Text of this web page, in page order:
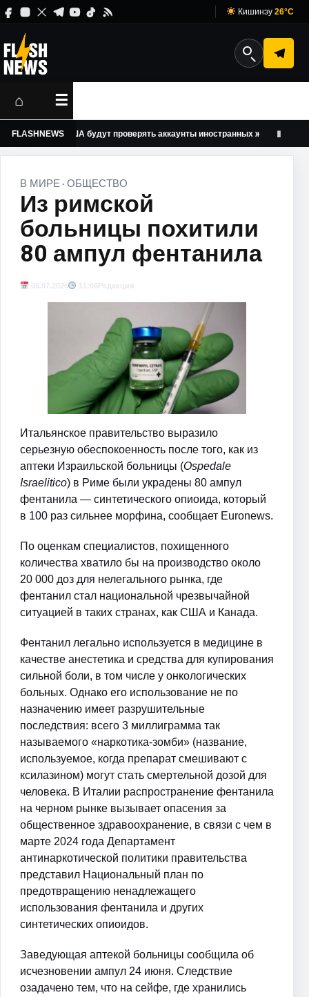
Кишинэу 26°C
⌂ ☰
FLASHNEWS
США будут проверять аккаунты иностранных журналистов в
Ⅱ
В МИРЕ · ОБЩЕСТВО
Из римской
больницы похитили
80 ампул фентанила
05.07.2026 11:06Редакция
Итальянское правительство выразило
серьезную обеспокоенность после того, как из
аптеки Израильской больницы (Ospedale
Israelitico) в Риме были украдены 80 ампул
фентанила — синтетического опиоида, который
в 100 раз сильнее морфина, сообщает Euronews.
По оценкам специалистов, похищенного
количества хватило бы на производство около
20 000 доз для нелегального рынка, где
фентанил стал национальной чрезвычайной
ситуацией в таких странах, как США и Канада.
Фентанил легально используется в медицине в
качестве анестетика и средства для купирования
сильной боли, в том числе у онкологических
больных. Однако его использование не по
назначению имеет разрушительные
последствия: всего 3 миллиграмма так
называемого «наркотика-зомби» (название,
используемое, когда препарат смешивают с
ксилазином) могут стать смертельной дозой для
человека. В Италии распространение фентанила
на черном рынке вызывает опасения за
общественное здравоохранение, в связи с чем в
марте 2024 года Департамент
антинаркотической политики правительства
представил Национальный план по
предотвращению ненадлежащего
использования фентанила и других
синтетических опиоидов.
Заведующая аптекой больницы сообщила об
исчезновении ампул 24 июня. Следствие
озадачено тем, что на сейфе, где хранились